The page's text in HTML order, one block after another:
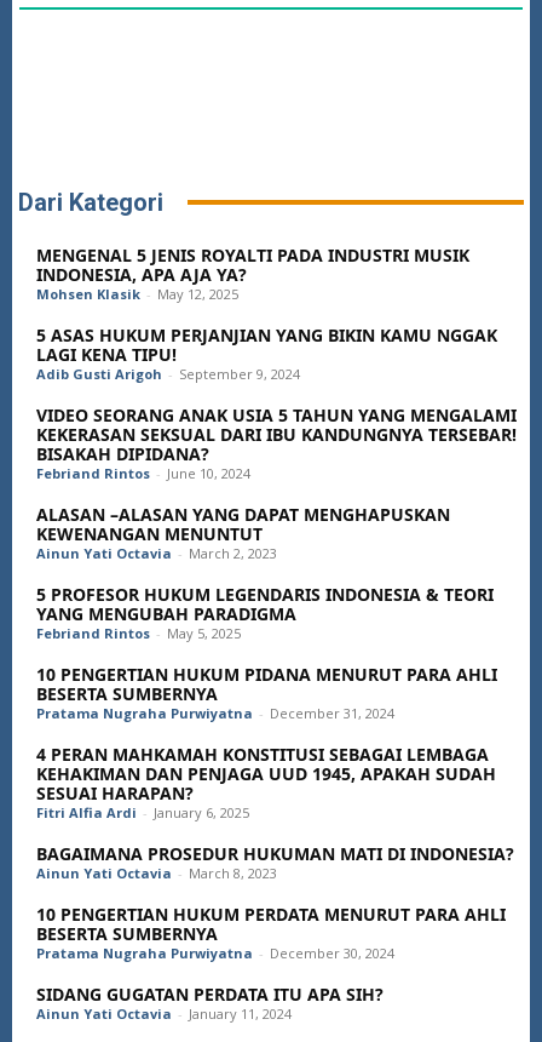
Dari Kategori
MENGENAL 5 JENIS ROYALTI PADA INDUSTRI MUSIK
INDONESIA, APA AJA YA?
Mohsen Klasik - May 12, 2025
5 ASAS HUKUM PERJANJIAN YANG BIKIN KAMU NGGAK
LAGI KENA TIPU!
Adib Gusti Arigoh - September 9, 2024
VIDEO SEORANG ANAK USIA 5 TAHUN YANG MENGALAMI
KEKERASAN SEKSUAL DARI IBU KANDUNGNYA TERSEBAR!
BISAKAH DIPIDANA?
Febriand Rintos - June 10, 2024
ALASAN –ALASAN YANG DAPAT MENGHAPUSKAN
KEWENANGAN MENUNTUT
Ainun Yati Octavia - March 2, 2023
5 PROFESOR HUKUM LEGENDARIS INDONESIA & TEORI
YANG MENGUBAH PARADIGMA
Febriand Rintos - May 5, 2025
10 PENGERTIAN HUKUM PIDANA MENURUT PARA AHLI
BESERTA SUMBERNYA
Pratama Nugraha Purwiyatna - December 31, 2024
4 PERAN MAHKAMAH KONSTITUSI SEBAGAI LEMBAGA
KEHAKIMAN DAN PENJAGA UUD 1945, APAKAH SUDAH
SESUAI HARAPAN?
Fitri Alfia Ardi - January 6, 2025
BAGAIMANA PROSEDUR HUKUMAN MATI DI INDONESIA?
Ainun Yati Octavia - March 8, 2023
10 PENGERTIAN HUKUM PERDATA MENURUT PARA AHLI
BESERTA SUMBERNYA
Pratama Nugraha Purwiyatna - December 30, 2024
SIDANG GUGATAN PERDATA ITU APA SIH?
Ainun Yati Octavia - January 11, 2024